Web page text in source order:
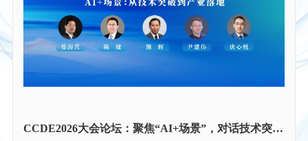
CCDE2026大会论坛：聚焦“AI+场景”，对话技术突破与产业落地